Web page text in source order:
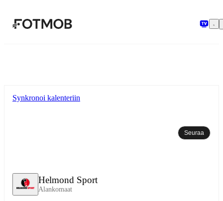
Helmond Sport
Alankomaat
Synkronoi kalenteriin
Seuraa